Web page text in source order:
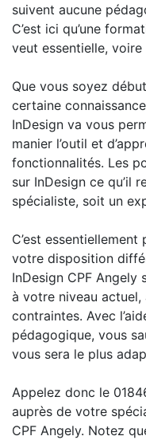
suivent aucune
C’est ici qu’une
veut essentielle, voire
Que vous soyez
certaine
InDesign va vous
manier l’outil et
fonctionnalités. Les
sur InDesign ce qu’il
spécialiste, soit un
C’est
votre disposition
InDesign CPF Angely
à votre niveau
contraintes. Avec
pédagogique, vous
vous sera le plus
Appelez donc le
auprès de votre
CPF Angely. Notez